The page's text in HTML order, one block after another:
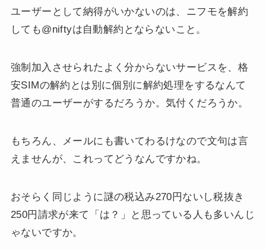
ユーザーとして納得がいかないのは、ニフモを解約
しても@niftyは自動解約とならないこと。
強制加入させられたよく分からないサービスを、格
安SIMの解約とは別に個別に解約処理をするなんて
普通のユーザーがするだろうか。気付くだろうか。
もちろん、メールにも書いてわるけなので文句は言
えませんが、これってどうなんですかね。
おそらく同じように謎の税込み270円ないし税抜き
250円請求が来て「は？」と思っている人も多いんじ
ゃないですか。